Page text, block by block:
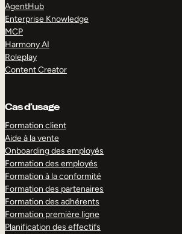
AgentHub
Enterprise Knowledge
MCP
Harmony AI
Roleplay
Content Creator
Cas d’usage
Formation client
Aide à la vente
Onboarding des employés
Formation des employés
Formation à la conformité
Formation des partenaires
Formation des adhérents
Formation première ligne
Planification des effectifs